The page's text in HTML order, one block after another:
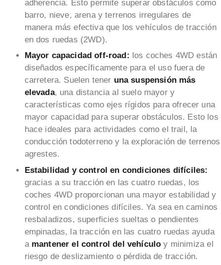
adherencia. Esto permite superar obstáculos como
barro, nieve, arena y terrenos irregulares de
manera más efectiva que los vehículos de tracción
en dos ruedas (2WD).
Mayor capacidad off-road: los coches 4WD están
diseñados específicamente para el uso fuera de
carretera. Suelen tener una suspensión más
elevada, una distancia al suelo mayor y
características como ejes rígidos para ofrecer una
mayor capacidad para superar obstáculos. Esto los
hace ideales para actividades como el trail, la
conducción todoterreno y la exploración de terrenos
agrestes.
Estabilidad y control en condiciones difíciles:
gracias a su tracción en las cuatro ruedas, los
coches 4WD proporcionan una mayor estabilidad y
control en condiciones difíciles. Ya sea en caminos
resbaladizos, superficies sueltas o pendientes
empinadas, la tracción en las cuatro ruedas ayuda
a mantener el control del vehículo y minimiza el
riesgo de deslizamiento o pérdida de tracción.